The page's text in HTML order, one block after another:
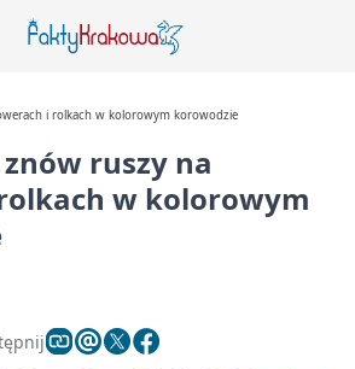
i rolkach w kolorowym korowodzie
ruszy na
w kolorowym